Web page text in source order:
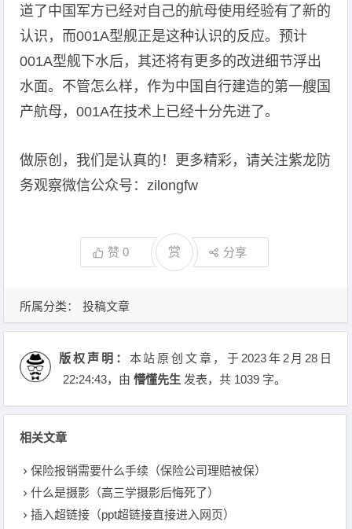
道了中国军方已经对自己的航母使用经验有了新的
认识，而001A型舰正是这种认识的反应。预计
001A型舰下水后，其还将有更多的改进细节浮出
水面。不管怎么样，作为中国自行建造的第一艘国
产航母，001A在技术上已经十分先进了。
做原创，我们是认真的！更多精彩，请关注紫龙防
务观察微信公众号：zilongfw
赞0 赏 分享
所属分类： 投稿文章
版权声明： 本站原创文章，于2023年2月28日
22:24:43，由懵懂先生 发表，共 1039 字。
相关文章
保险报销需要什么手续（保险公司理赔被保）
什么是摄影（高三学摄影后悔死了）
插入超链接（ppt超链接直接进入网页）